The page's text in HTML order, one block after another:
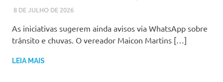
8 DE JULHO DE 2026LARISSA TURKO
NOTÍCIAS
As iniciativas sugerem ainda avisos via WhatsApp sobre
trânsito e chuvas. O vereador Maicon Martins […]
LEIA MAIS